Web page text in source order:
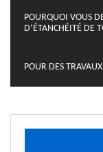
POURQUOI VOUS
D’ÉTANCHÉITÉ DE
POUR DES